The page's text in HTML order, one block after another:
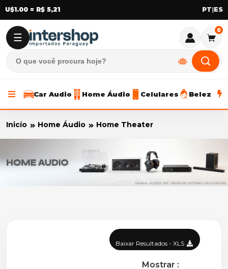
U$1.00 = R$ 5,21 |
☰
0
Car Audio Home Áudio Celulares Beleza
Inicío Home Áudio Home Theater
Baixar Resultados - XLS
Mostrar :